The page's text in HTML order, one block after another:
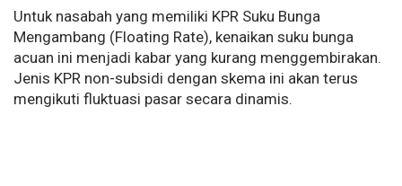
Untuk nasabah yang memiliki KPR Suku Bunga
Mengambang (Floating Rate), kenaikan suku bunga
acuan ini menjadi kabar yang kurang menggembirakan.
Jenis KPR non-subsidi dengan skema ini akan terus
mengikuti fluktuasi pasar secara dinamis.